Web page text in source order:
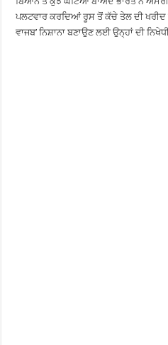
ਪਲਟਵਾਰ ਕਰਦਿਆਂ ਰੂਸ ਤੋਂ ਕੱਚੇ ਤੇਲ ਦੀ ਖਰੀਦ
ਵਾਜਬ’ ਨਿਸ਼ਾਨਾ ਬਣਾਉਣ ਲਈ ਉਨ੍ਹਾਂ ਦੀ